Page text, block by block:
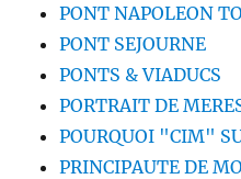
PONT NAPOLEON
PONT SEJOURNE
PONTS & VIADUCS
PORTRAIT DE
POURQUOI "CIM"
PRINCIPAUTE DE